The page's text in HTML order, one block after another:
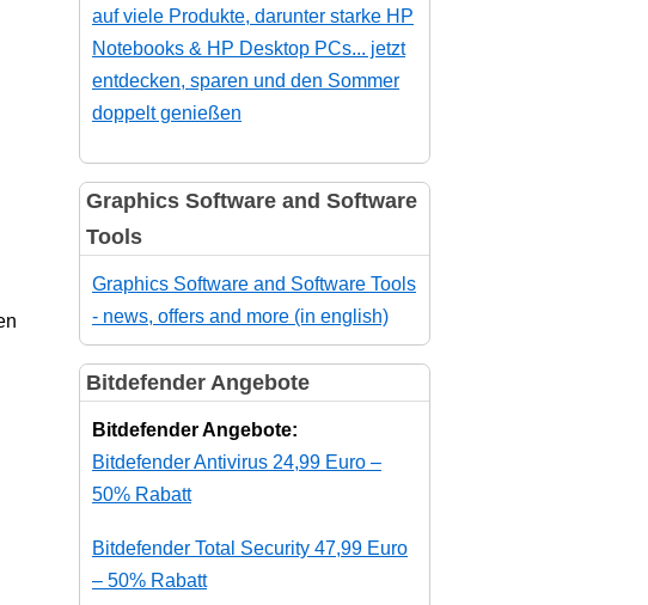
auf viele Produkte, darunter starke HP
Notebooks & HP Desktop PCs... jetzt
entdecken, sparen und den Sommer
doppelt genießen
Graphics Software and Software
Tools
Graphics Software and Software Tools
- news, offers and more (in english)
Bitdefender Angebote
Bitdefender Angebote:
Bitdefender Antivirus 24,99 Euro –
50% Rabatt
Bitdefender Total Security 47,99 Euro
– 50% Rabatt